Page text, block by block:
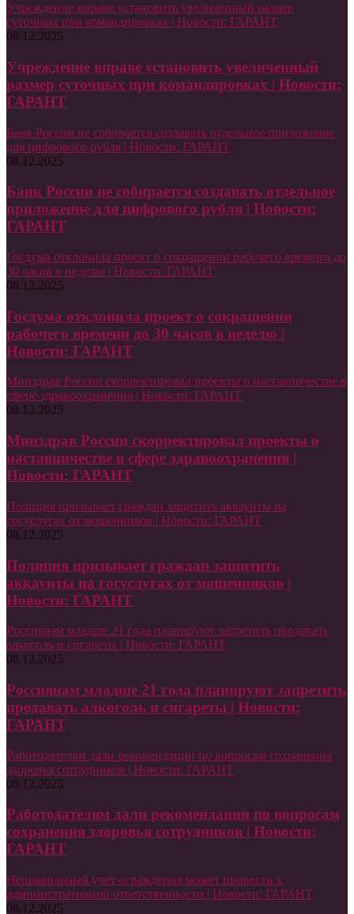
Учреждение вправе установить увеличенный размер
суточных при командировках | Новости: ГАРАНТ
08.12.2025
Учреждение вправе установить увеличенный
размер суточных при командировках | Новости:
ГАРАНТ
Банк России не собирается создавать отдельное приложение
для цифрового рубля | Новости: ГАРАНТ
08.12.2025
Банк России не собирается создавать отдельное
приложение для цифрового рубля | Новости:
ГАРАНТ
Госдума отклонила проект о сокращении рабочего времени до
30 часов в неделю | Новости: ГАРАНТ
08.12.2025
Госдума отклонила проект о сокращении
рабочего времени до 30 часов в неделю |
Новости: ГАРАНТ
Минздрав России скорректировал проекты о наставничестве в
сфере здравоохранения | Новости: ГАРАНТ
08.12.2025
Минздрав России скорректировал проекты о
наставничестве в сфере здравоохранения |
Новости: ГАРАНТ
Полиция призывает граждан защитить аккаунты на
госуслугах от мошенников | Новости: ГАРАНТ
08.12.2025
Полиция призывает граждан защитить
аккаунты на госуслугах от мошенников |
Новости: ГАРАНТ
Россиянам младше 21 года планируют запретить продавать
алкоголь и сигареты | Новости: ГАРАНТ
08.12.2025
Россиянам младше 21 года планируют запретить
продавать алкоголь и сигареты | Новости:
ГАРАНТ
Работодателям дали рекомендации по вопросам сохранения
здоровья сотрудников | Новости: ГАРАНТ
08.12.2025
Работодателям дали рекомендации по вопросам
сохранения здоровья сотрудников | Новости:
ГАРАНТ
Неправильный учет ограждения может привести к
административной ответственности | Новости: ГАРАНТ
08.12.2025